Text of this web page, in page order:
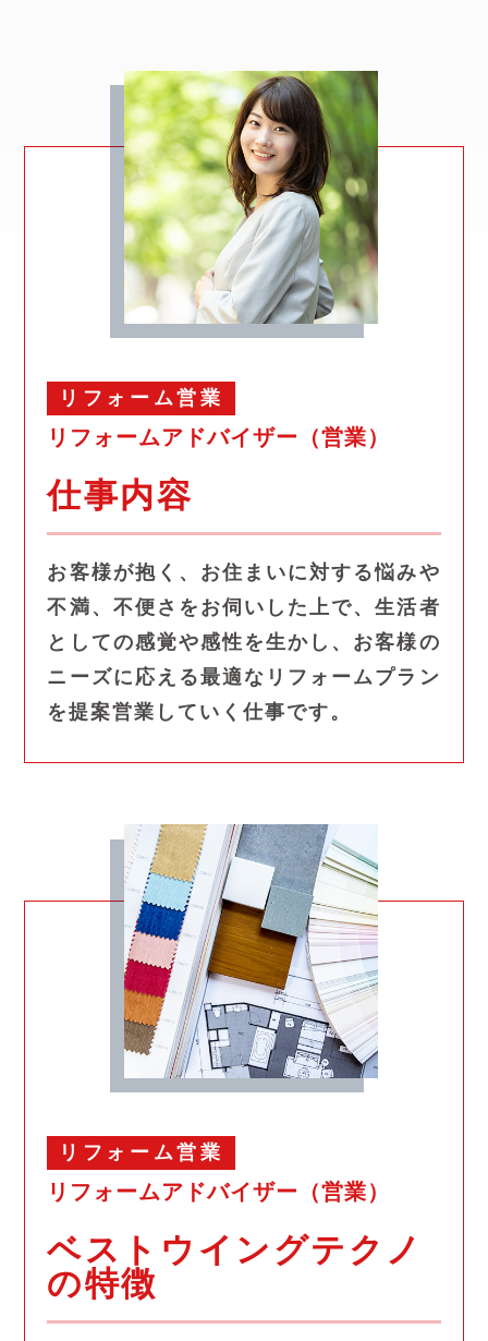
リフォーム営業
リフォームアドバイザー（営業）
仕事内容
お客様が抱く、お住まいに対する悩みや
不満、不便さをお伺いした上で、生活者
としての感覚や感性を生かし、お客様の
ニーズに応える最適なリフォームプラン
を提案営業していく仕事です。
リフォーム営業
リフォームアドバイザー（営業）
ベストウイングテクノ
の特徴